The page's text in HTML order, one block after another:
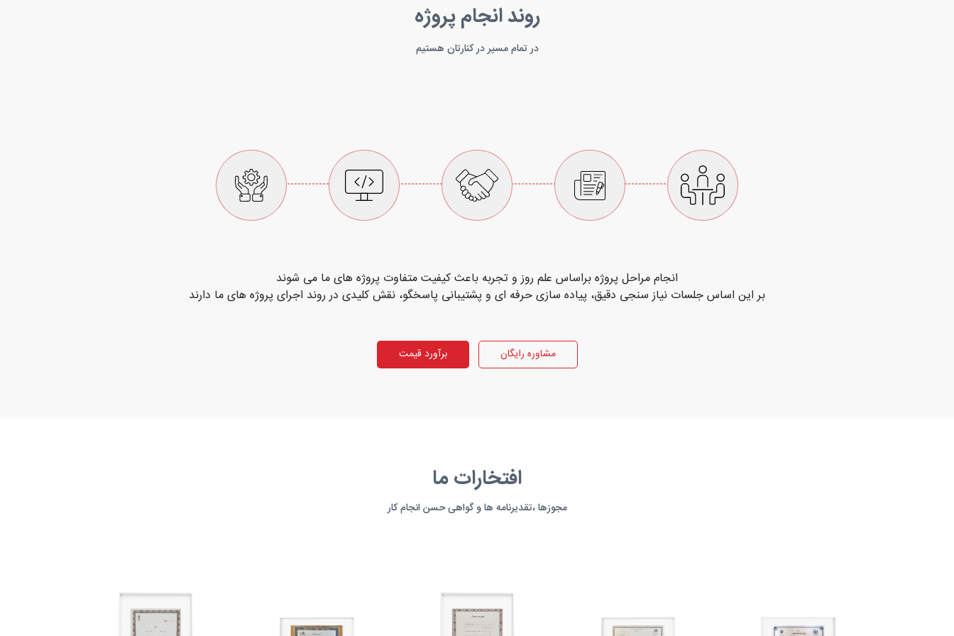
روند انجام پروژه
در تمام مسیر در کنارتان هستیم
انجام مراحل پروژه براساس علم روز و تجربه باعث کیفیت متفاوت پروژه های ما می شوند
بر این اساس جلسات نیاز سنجی دقیق، پیاده سازی حرفه ای و پشتیبانی پاسخگو، نقش کلیدی در روند اجرای پروژه های ما دارند
مشاوره رایگان برآورد قیمت
افتخارات ما
مجوزها ،تقدیرنامه ها و گواهی حسن انجام کار